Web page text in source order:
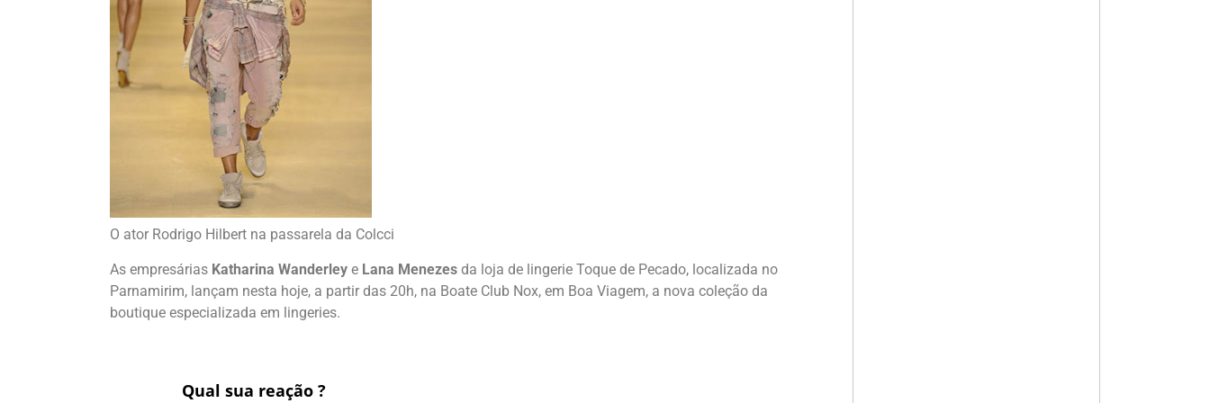
O ator Rodrigo Hilbert na passarela da Colcci
As empresárias Katharina Wanderley e Lana Menezes da loja de lingerie Toque de Pecado, localizada no
Parnamirim, lançam nesta hoje, a partir das 20h, na Boate Club Nox, em Boa Viagem, a nova coleção da
boutique especializada em lingeries.
Qual sua reação ?